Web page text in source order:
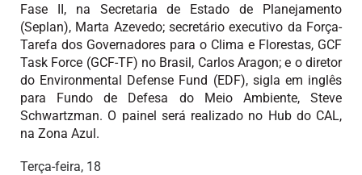
Fase II, na Secretaria de Estado de Planejamento
(Seplan), Marta Azevedo; secretário executivo da Força-
Tarefa dos Governadores para o Clima e Florestas, GCF
Task Force (GCF-TF) no Brasil, Carlos Aragon; e o diretor
do Environmental Defense Fund (EDF), sigla em inglês
para Fundo de Defesa do Meio Ambiente, Steve
Schwartzman. O painel será realizado no Hub do CAL,
na Zona Azul.
Terça-feira, 18